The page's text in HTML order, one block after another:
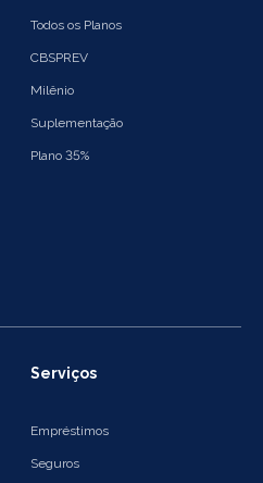
Todos os Planos
CBSPREV
Milênio
Suplementação
Plano 35%
Serviços
Empréstimos
Seguros